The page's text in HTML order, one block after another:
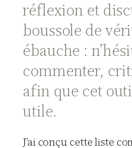
réflexion et
boussole de
ébauche :
commenter,
afin que cet
utile.
J’ai conçu cette liste